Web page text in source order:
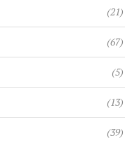
(21)
(67)
(5)
(13)
(39)